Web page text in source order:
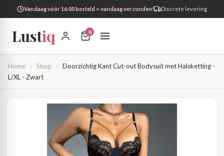
Vandaag vóór 16:00 besteld = vandaag verzonden! Discrete levering
Lustiq 0
Home › Shop ›
Doorzichtig Kant Cut-out Bodysuit met Halsketting -
L/XL - Zwart